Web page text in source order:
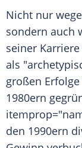
Nicht nur
sondern auch
seiner
als
großen
1980ern
den 1990ern